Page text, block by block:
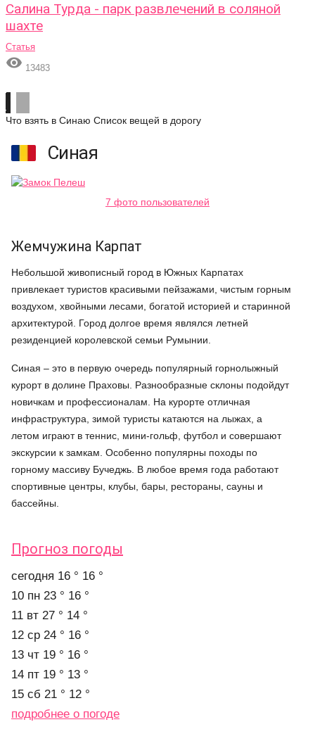
Салина Турда - парк развлечений в соляной
шахте
Статья
 13483
Что взять в Синаю Список вещей в дорогу
Синая
7 фото пользователей
Жемчужина Карпат
Небольшой живописный город в Южных Карпатах
привлекает туристов красивыми пейзажами, чистым горным
воздухом, хвойными лесами, богатой историей и старинной
архитектурой. Город долгое время являлся летней
резиденцией королевской семьи Румынии.
Синая – это в первую очередь популярный горнолыжный
курорт в долине Праховы. Разнообразные склоны подойдут
новичкам и профессионалам. На курорте отличная
инфраструктура, зимой туристы катаются на лыжах, а
летом играют в теннис, мини-гольф, футбол и совершают
экскурсии к замкам. Особенно популярны походы по
горному массиву Бучеджь. В любое время года работают
спортивные центры, клубы, бары, рестораны, сауны и
бассейны.
Прогноз погоды
cегодня 16 ° 16 °
10 пн 23 ° 16 °
11 вт 27 ° 14 °
12 ср 24 ° 16 °
13 чт 19 ° 16 °
14 пт 19 ° 13 °
15 сб 21 ° 12 °
подробнее о погоде